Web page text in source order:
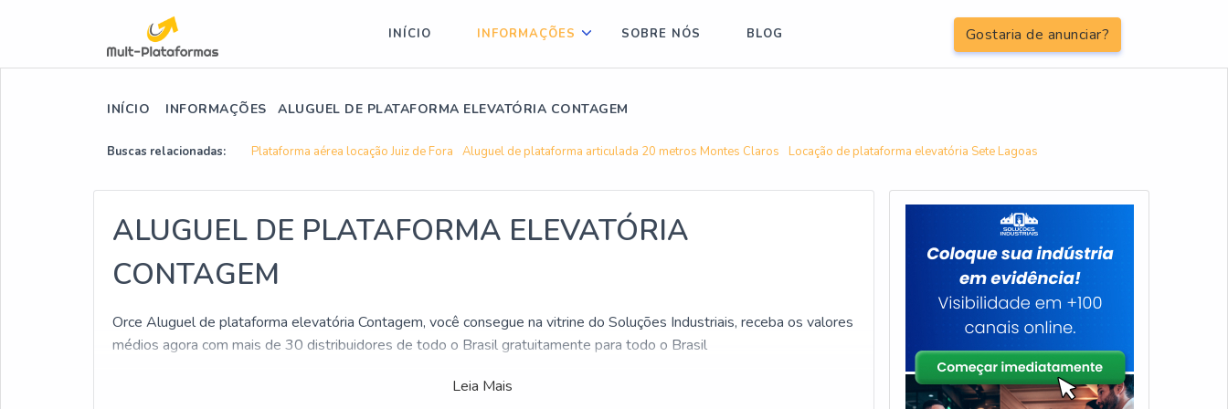
Gostaria de anunciar?
INÍCIO INFORMAÇÕES SOBRE NÓS BLOG
INÍCIO INFORMAÇÕES ALUGUEL DE PLATAFORMA ELEVATÓRIA CONTAGEM
Buscas relacionadas: Plataforma aérea locação Juiz de Fora Aluguel de plataforma articulada 20 metros Montes Claros Locação de plataforma elevatória Sete Lagoas
ALUGUEL DE PLATAFORMA ELEVATÓRIA
CONTAGEM
Orce Aluguel de plataforma elevatória Contagem, você consegue na vitrine do Soluções Industriais, receba os valores
médios agora com mais de 30 distribuidores de todo o Brasil gratuitamente para todo o Brasil
Para você que busca por Aluguel de plataforma elevatória Contagem, descubra no site do Soluções Industriais.
Leia Mais